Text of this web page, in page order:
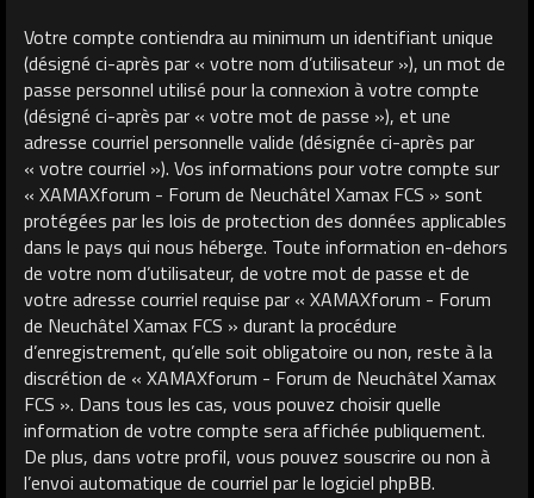
Votre compte contiendra au minimum un identifiant unique
(désigné ci-après par « votre nom d’utilisateur »), un mot de
passe personnel utilisé pour la connexion à votre compte
(désigné ci-après par « votre mot de passe »), et une
adresse courriel personnelle valide (désignée ci-après par
« votre courriel »). Vos informations pour votre compte sur
« XAMAXforum - Forum de Neuchâtel Xamax FCS » sont
protégées par les lois de protection des données applicables
dans le pays qui nous héberge. Toute information en-dehors
de votre nom d’utilisateur, de votre mot de passe et de
votre adresse courriel requise par « XAMAXforum - Forum
de Neuchâtel Xamax FCS » durant la procédure
d’enregistrement, qu’elle soit obligatoire ou non, reste à la
discrétion de « XAMAXforum - Forum de Neuchâtel Xamax
FCS ». Dans tous les cas, vous pouvez choisir quelle
information de votre compte sera affichée publiquement.
De plus, dans votre profil, vous pouvez souscrire ou non à
l’envoi automatique de courriel par le logiciel phpBB.